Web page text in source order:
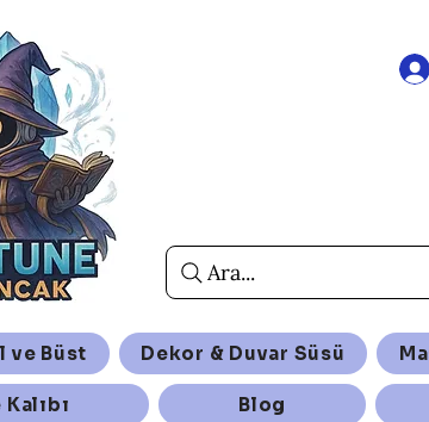
Ara...
ve Büst Dekor & Duvar Süsü
Blog